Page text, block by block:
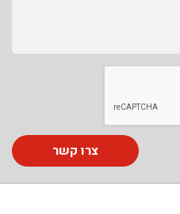
צרו קשר